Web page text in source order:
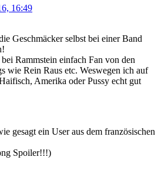
16:49
Geschmäcker selbst bei einer Band
Rammstein einfach Fan von den
wie Rein Raus etc. Weswegen ich auf
Amerika oder Pussy echt gut
gesagt ein User aus dem französischen
Spoiler!!!)